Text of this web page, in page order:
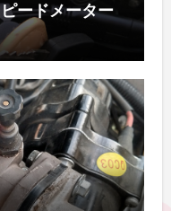
(4)
(2)
(2)
(3)
ードメーター